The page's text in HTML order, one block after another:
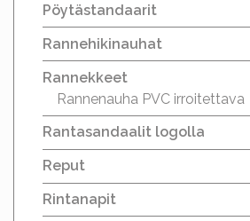
Pöytästandaarit
Rannehikinauhat
Rannekkeet
Rannenauha PVC irroitettava
Rantasandaalit logolla
Reput
Rintanapit